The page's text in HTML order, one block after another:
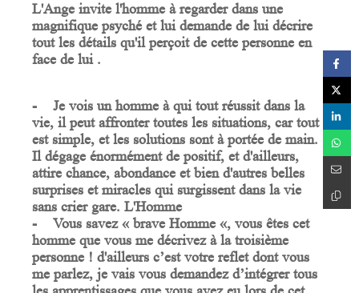
L'Ange invite l'homme à regarder dans une
magnifique psyché et lui demande de lui décrire
tout les détails qu'il perçoit de cette personne en
face de lui .
- Je vois un homme à qui tout réussit dans la
vie, il peut affronter toutes les situations, car tout
est simple, et les solutions sont à portée de main.
Il dégage énormément de positif, et d'ailleurs,
attire chance, abondance et bien d'autres belles
surprises et miracles qui surgissent dans la vie
sans crier gare. L'Homme
- Vous savez « brave Homme «, vous êtes cet
homme que vous me décrivez à la troisième
personne ! d'ailleurs c’est votre reflet dont vous
me parlez, je vais vous demandez d’intégrer tous